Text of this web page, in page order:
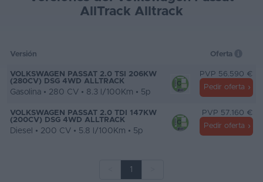
AllTrack Alltrack
Versión Oferta
VOLKSWAGEN PASSAT 2.0 TSI 206KW
(280CV) DSG 4WD ALLTRACK
Gasolina • 280 CV • 8.3 l/100Km • 5p
PVP 56.590 €
Pedir oferta
VOLKSWAGEN PASSAT 2.0 TDI 147KW
(200CV) DSG 4WD ALLTRACK
Diesel • 200 CV • 5.8 l/100Km • 5p
PVP 57.160 €
Pedir oferta
1